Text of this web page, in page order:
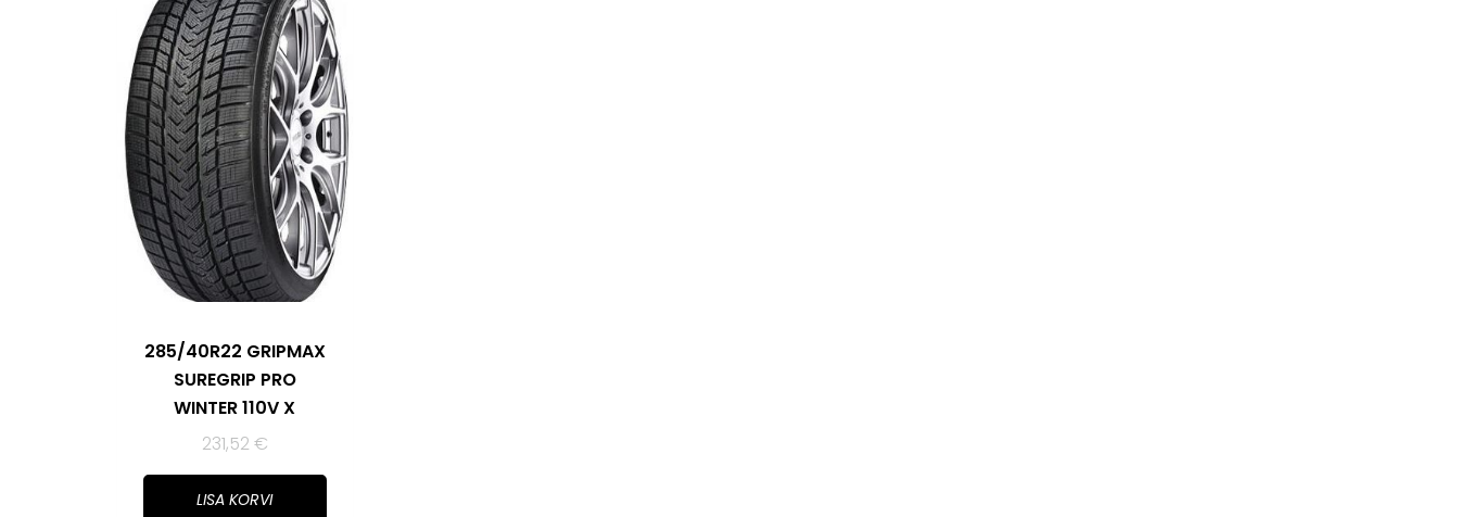
285/40R22 GRIPMAX
SUREGRIP PRO
WINTER 110V X
231,52 €
LISA KORVI